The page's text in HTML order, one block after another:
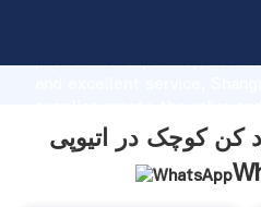
production capability,
customers.